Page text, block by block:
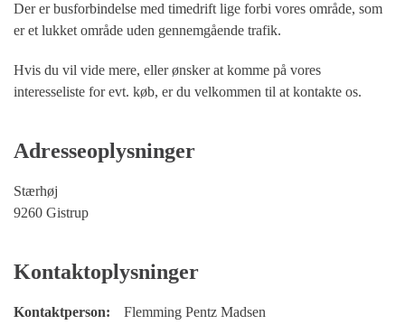
Der er busforbindelse med timedrift lige forbi vores område, som
er et lukket område uden gennemgående trafik.
Hvis du vil vide mere, eller ønsker at komme på vores
interesseliste for evt. køb, er du velkommen til at kontakte os.
Adresseoplysninger
Stærhøj
9260 Gistrup
Kontaktoplysninger
Kontaktperson: Flemming Pentz Madsen